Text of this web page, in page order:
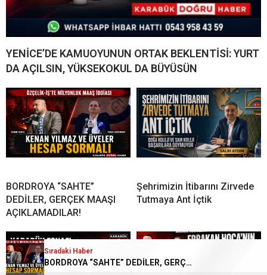
YENİCE’DE KAMUOYUNUN ORTAK BEKLENTİSİ: YURT
DA AÇILSIN, YÜKSEKOKUL DA BÜYÜSÜN
BORDROYA “SAHTE”
DEDİLER, GERÇEK MAAŞI
AÇIKLAMADILAR!
Şehrimizin İtibarını Zirvede
Tutmaya Ant İçtik
Sıradaki Haber
BORDROYA “SAHTE” DEDİLER, GERÇEK MAAŞI AÇIKLAMADILAR!